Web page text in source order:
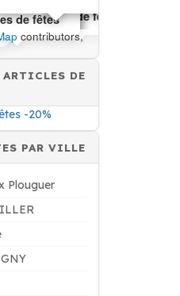
Articles de fêtes
de fêtes
de fêtes
contributors,
ARTICLES DE
-20%
PAR VILLE
Plouguer